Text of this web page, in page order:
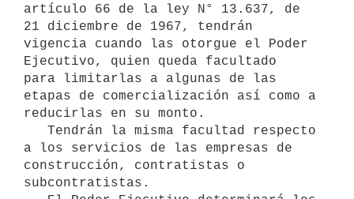
artículo 66 de la ley N° 13.637, de
21 diciembre de 1967, tendrán
vigencia cuando las otorgue el Poder
Ejecutivo, quien queda facultado
para limitarlas a algunas de las
etapas de comercialización así como a
reducirlas en su monto.
a los servicios de las empresas de
construcción, contratistas o
subcontratistas.